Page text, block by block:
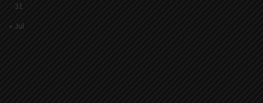
31
« Jul